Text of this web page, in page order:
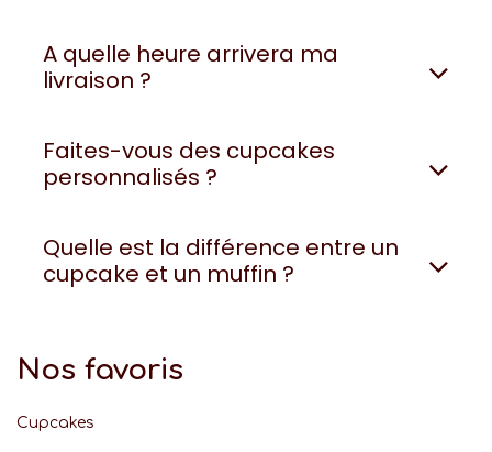
A quelle heure arrivera ma
livraison ?
Faites-vous des cupcakes
personnalisés ?
Quelle est la différence entre un
cupcake et un muffin ?
Nos favoris
Cupcakes